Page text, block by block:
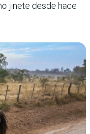
jinete desde hace